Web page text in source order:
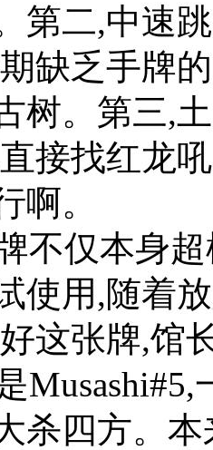
第二,中速
缺乏手牌
树。第三,
接找红龙
啊。
不仅本身
使用,随着
这张牌,馆
杀四方。